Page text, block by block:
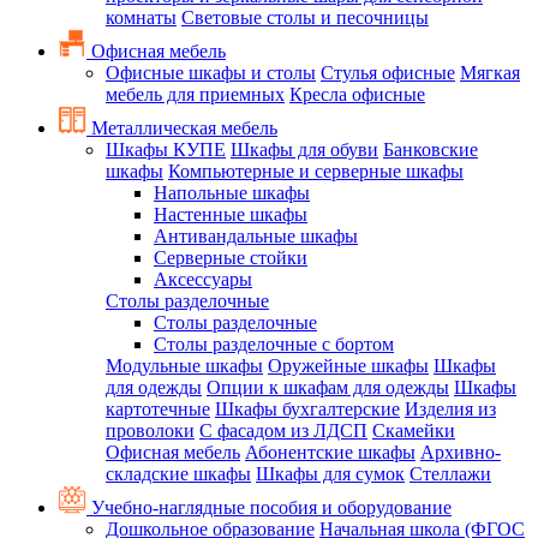
комнаты Световые столы и песочницы
Офисная мебель
Офисные шкафы и столы Стулья офисные Мягкая
мебель для приемных Кресла офисные
Металлическая мебель
Шкафы КУПЕ Шкафы для обуви Банковские
шкафы Компьютерные и серверные шкафы
Напольные шкафы
Настенные шкафы
Антивандальные шкафы
Серверные стойки
Аксессуары
Столы разделочные
Столы разделочные
Столы разделочные с бортом
Модульные шкафы Оружейные шкафы Шкафы
для одежды Опции к шкафам для одежды Шкафы
картотечные Шкафы бухгалтерские Изделия из
проволоки С фасадом из ЛДСП Скамейки
Офисная мебель Абонентские шкафы Архивно-
складские шкафы Шкафы для сумок Стеллажи
Учебно-наглядные пособия и оборудование
Дошкольное образование Начальная школа (ФГОС